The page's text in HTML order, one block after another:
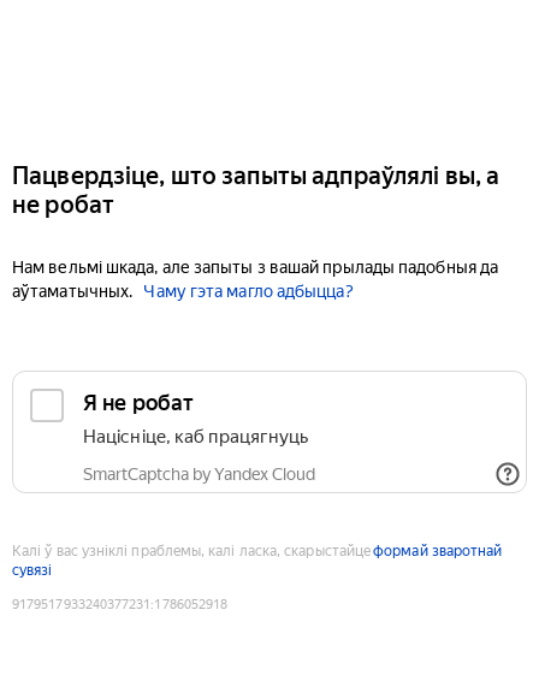
Пацвердзіце, што запыты адпраўлялі вы, а
не робат
Нам вельмі шкада, але запыты з вашай прылады падобныя да
аўтаматычных.
Чаму гэта магло адбыцца?
Я не робат
Націсніце, каб працягнуць
SmartCaptcha by Yandex Cloud
Калі ў вас узніклі праблемы, калі ласка, скарыстайцеформай зваротнай
сувязі
9179517933240377231 :1786052918